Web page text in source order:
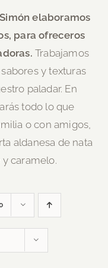
elaboramos
para ofreceros
Trabajamos
y texturas
paladar. En
todo lo que
o con amigos,
aldanesa de nata
caramelo.